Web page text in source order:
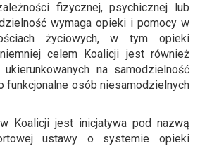
fizycznej, psychicznej lub
wymaga opieki i pomocy w
życiowych, w tym opieki
celem Koalicji jest również
na samodzielność
osób niesamodzielnych
Koalicji jest inicjatywa pod nazwą
ustawy o systemie opieki